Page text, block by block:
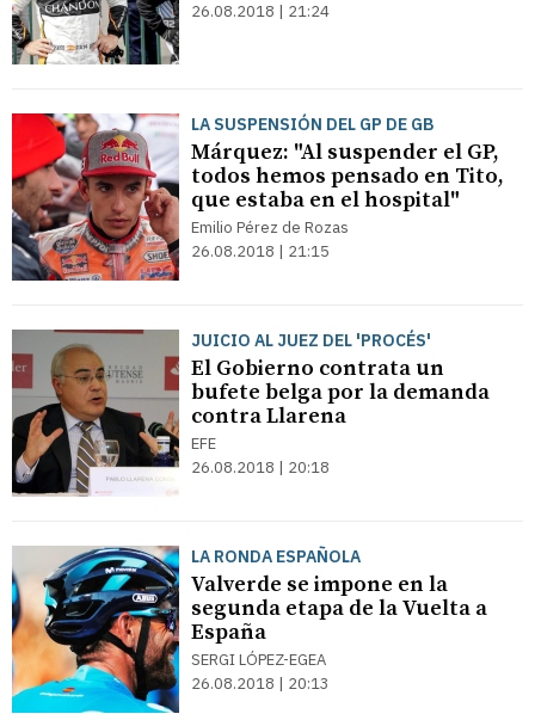
26.08.2018 | 21:24
LA SUSPENSIÓN DEL GP DE GB
Márquez: "Al suspender el GP,
todos hemos pensado en Tito,
que estaba en el hospital"
Emilio Pérez de Rozas
26.08.2018 | 21:15
JUICIO AL JUEZ DEL 'PROCÉS'
El Gobierno contrata un
bufete belga por la demanda
contra Llarena
EFE
26.08.2018 | 20:18
LA RONDA ESPAÑOLA
Valverde se impone en la
segunda etapa de la Vuelta a
España
SERGI LÓPEZ-EGEA
26.08.2018 | 20:13